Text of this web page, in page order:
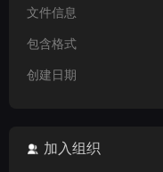
文件信息
包含格式
创建日期
加入组织